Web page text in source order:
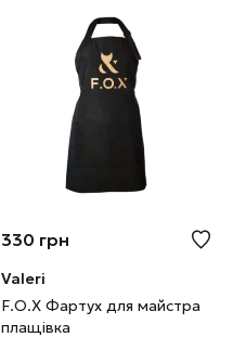
330 грн
Valeri
F.O.X Фартух для майстра
плащівка